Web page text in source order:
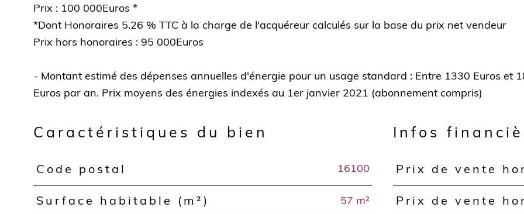
Prix : 100 000Euros *
*Dont Honoraires 5.26 % TTC à la charge de l'acquéreur calculés sur la base du prix net vendeur
Prix hors honoraires : 95 000Euros
- Montant estimé des dépenses annuelles d'énergie pour un usage standard : Entre 1330 Euros et
Caractéristiques du bien
Caractéristiques Valeurs
Code postal 16100
Surface habitable (m²) 57 m²
Infos
Caractéristiques Valeurs
Prix de vente
Prix de vente